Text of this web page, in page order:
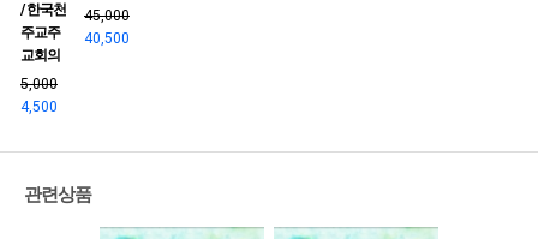
/ 한국천
주교주
교회의
5,000
4,500
45,000
40,500
관련상품